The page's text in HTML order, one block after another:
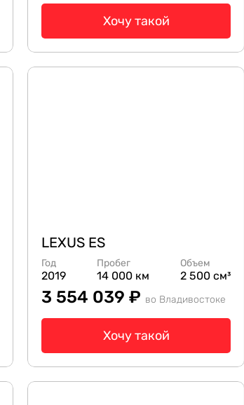
Хочу такой
LEXUS ES
Год
2019
Пробег
14 000 км
Объем
2 500 см³
3 554 039 ₽ во Владивостоке
Хочу такой